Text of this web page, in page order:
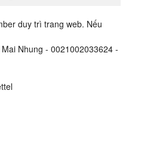
duy trì trang web. Nếu
Nhung - 0021002033624 -